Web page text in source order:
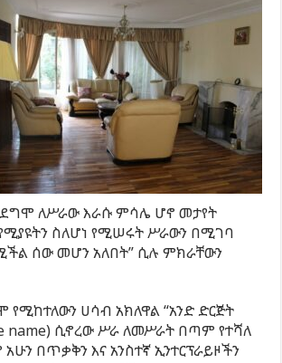
ደግሞ ለሥራው እራሱ ምሳሌ ሆኖ መታየት
ስለሆነ የሚሠሩት ሥራውን በሚገባ
ሰው መሆን አለበት” ሲሉ ምክራቸውን
ሀሳብ አክለዋል “አንድ ድርጅት
name) ሲኖረው ሥራ ለመሥራት በጣም የተሻለ
በጥቃቅን እና አንስተኛ ኢንተርፕራይዞችን